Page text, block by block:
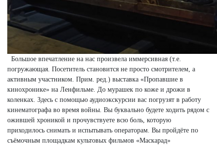
Большое впечатление на нас произвела иммерсивная (т.е.
погружающая. Посетитель становится не просто смотрителем, а
активным участником. Прим. ред.) выставка «Пропавшие в
кинохронике» на Ленфильме. До мурашек по коже и дрожи в
коленках. Здесь с помощью аудиоэкскурсии вас погрузят в работу
кинематографа во время войны. Вы буквально будете ходить рядом с
ожившей хроникой и прочувствуете всю боль, которую
приходилось снимать и испытывать операторам. Вы пройдёте по
съёмочным площадкам культовых фильмов «Маскарад»